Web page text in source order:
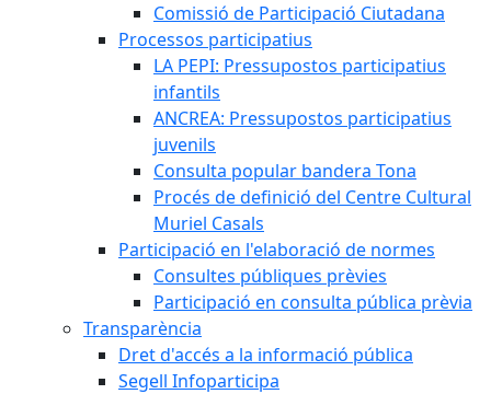
Comissió de Participació Ciutadana
Processos participatius
LA PEPI: Pressupostos participatius
infantils
ANCREA: Pressupostos participatius
juvenils
Consulta popular bandera Tona
Procés de definició del Centre Cultural
Muriel Casals
Participació en l'elaboració de normes
Consultes públiques prèvies
Participació en consulta pública prèvia
Transparència
Dret d'accés a la informació pública
Segell Infoparticipa